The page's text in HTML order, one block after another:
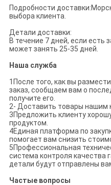
Подробности
выбора клиента.
Детали доставки:
В течение 7 дней, если есть
может занять 25-35 дней.
Наша служба
1После того, как вы
заказ, сообщаем вам о
получите его.
2- Доставить товары нашим
3Предложить клиенту
продуктом.
4Единая платформа по
помогает вам снизить
5Профессиональная
система контроля качества
детали будут отправлены
Частые вопросы